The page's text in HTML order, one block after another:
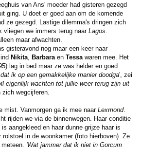
van Ans' moeder had gisteren gezegd
ging. U doet er goed aan om de komende
ze gezegd. Lastige dilemma's dringen zich
vliegen we immers terug naar Lagos
maar afwachten.
gisteravond nog maar een keer naar
Nikita, Barbaraen Tessawaren mee. Het
lag in bed maar ze was helder en goed
ik op een gemakkelijke manier doodga', zei
eigenlijk wachten tot jullie weer terug zijn uit
wegcijferen.
mist. Vanmorgen ga ik mee naarLexmond.
rijden we via de binnenwegen. Haar conditie
aangekleed en haar dunne grijze haar is
in de woonkamer (foto hierboven). Ze
'Wat jammer dat ik niet in Gorcum